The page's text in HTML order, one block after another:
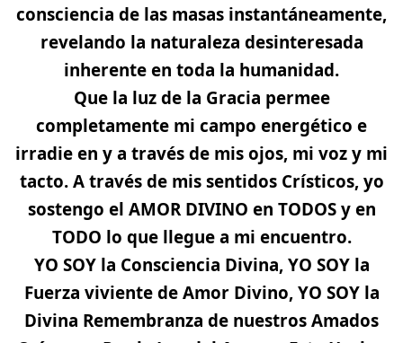
consciencia de las masas instantáneamente,
revelando la naturaleza desinteresada
inherente en toda la humanidad.
Que la luz de la Gracia permee
completamente mi campo energético e
irradie en y a través de mis ojos, mi voz y mi
tacto. A través de mis sentidos Crísticos,yo
sostengo el AMOR DIVINO en TODOS y en
TODO lo que llegue a mi encuentro.
YO SOY la Consciencia Divina, YO SOY la
Fuerza viviente de Amor Divino, YO SOY la
Divina Remembranza de nuestros Amados